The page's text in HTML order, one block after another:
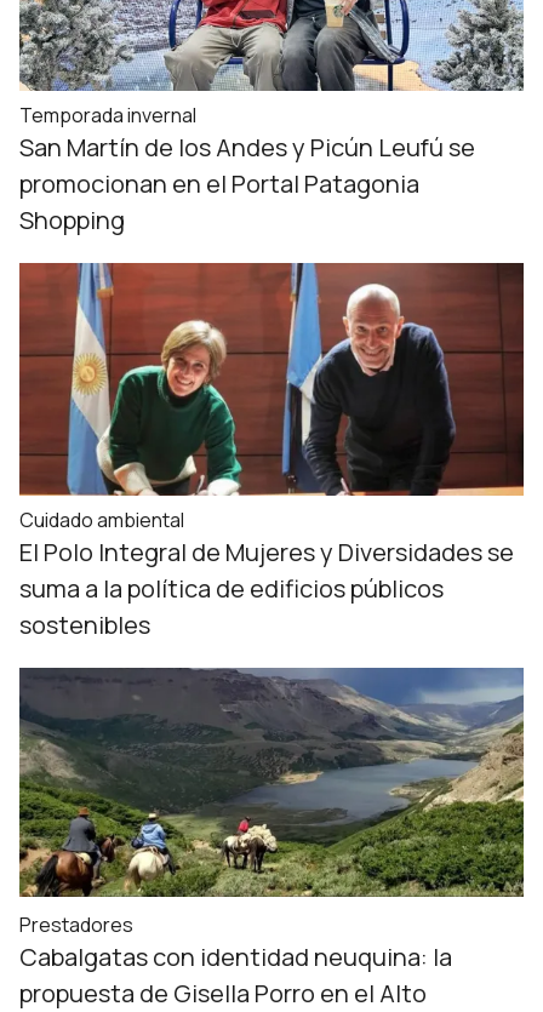
Temporada invernal
San Martín de los Andes y Picún Leufú se
promocionan en el Portal Patagonia
Shopping
Cuidado ambiental
El Polo Integral de Mujeres y Diversidades se
suma a la política de edificios públicos
sostenibles
Prestadores
Cabalgatas con identidad neuquina: la
propuesta de Gisella Porro en el Alto